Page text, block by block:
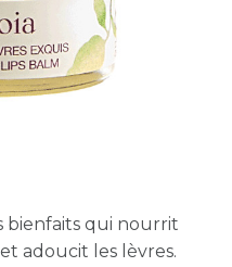
bienfaits qui nourrit
adoucit les lèvres.